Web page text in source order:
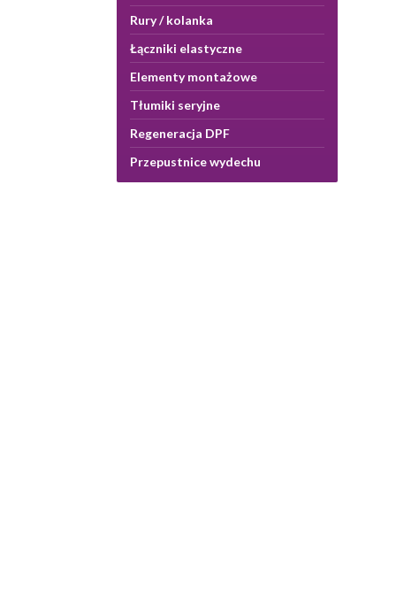
Rury / kolanka
Łączniki elastyczne
Elementy montażowe
Tłumiki seryjne
Regeneracja DPF
Przepustnice wydechu